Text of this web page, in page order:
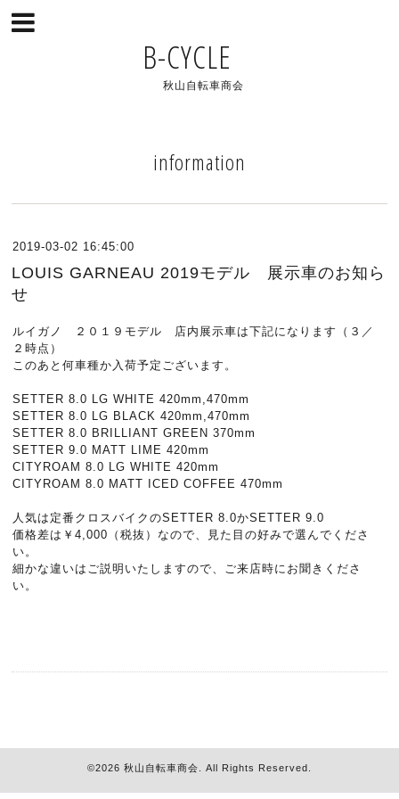
B-CYCLE
秋山自転車商会
information
2019-03-02 16:45:00
LOUIS GARNEAU 2019モデル 展示車のお知ら
せ
ルイガノ ２０１９モデル 店内展示車は下記になります（３／
２時点）
このあと何車種か入荷予定ございます。
SETTER 8.0 LG WHITE 420mm,470mm
SETTER 8.0 LG BLACK 420mm,470mm
SETTER 8.0 BRILLIANT GREEN 370mm
SETTER 9.0 MATT LIME 420mm
CITYROAM 8.0 LG WHITE 420mm
CITYROAM 8.0 MATT ICED COFFEE 470mm
人気は定番クロスバイクのSETTER 8.0かSETTER 9.0
価格差は￥4,000（税抜）なので、見た目の好みで選んでくださ
い。
細かな違いはご説明いたしますので、ご来店時にお聞きくださ
い。
©2026 秋山自転車商会 . All Rights Reserved.